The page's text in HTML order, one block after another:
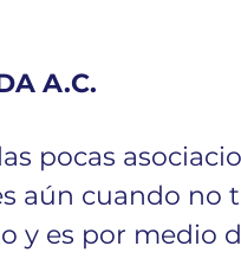
A.C.
pocas
aún cuando no
y es por medio